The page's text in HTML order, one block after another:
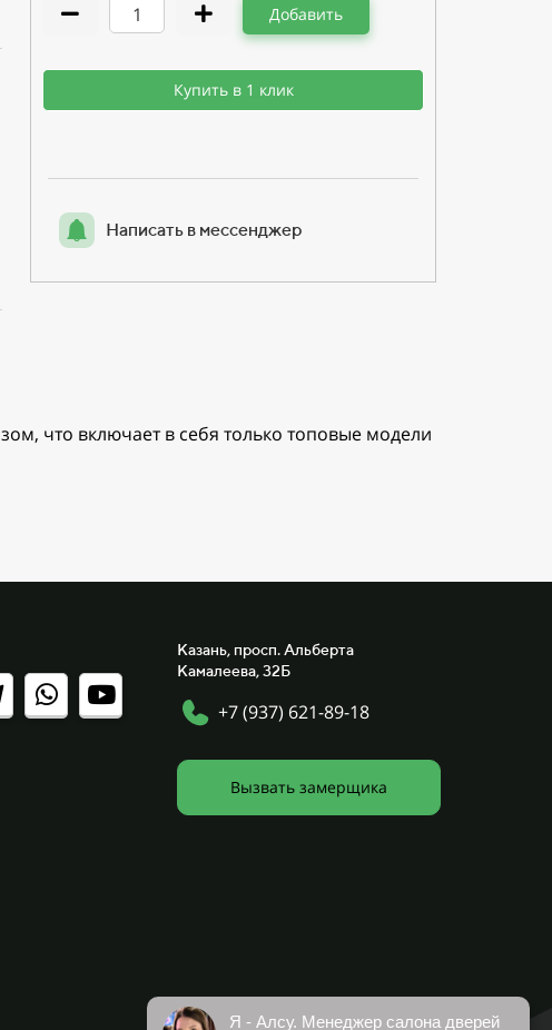
Добавить
Купить в 1 клик
Написать в мессенджер
что включает в себя только топовые модели
Казань, просп. Альберта
Камалеева, 32Б
+7 (937) 621-89-18
Вызвать замерщика
Я - Алсу. Менеджер салона дверей